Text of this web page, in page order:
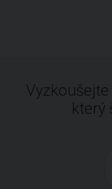
který